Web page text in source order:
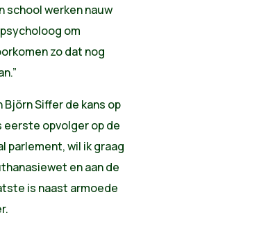
school werken nauw
om
zo dat nog
Siffer de kans op
eerste opvolger op de
parlement, wil ik graag
en aan de
is naast armoede